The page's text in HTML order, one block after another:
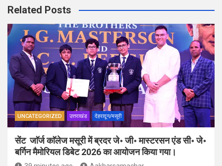
Related Posts
UNCATEGORIZED उत्तराखंड देहरादून/मसूरी
सेंट जाॅर्ज काॅलेज मसूरी में ब्रदर जे॰ जी॰ मास्टरसन एंड सी॰ जे॰
बर्गिन मैमोरियल डिबेट 2026 का आयोजन किया गया।